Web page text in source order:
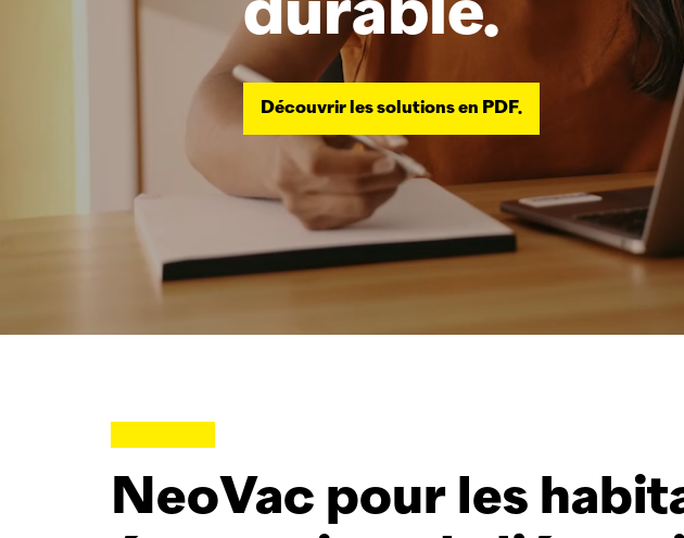
durable.
Découvrir les solutions en PDF.
NeoVac pour les